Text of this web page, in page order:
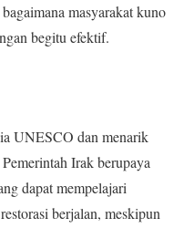
masyarakat kuno
begitu efektif.
UNESCO dan menarik
Irak berupaya
dapat mempelajari
berjalan, meskipun